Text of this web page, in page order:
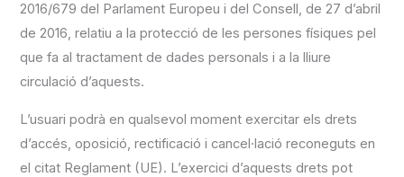
2016/679 del Parlament Europeu i del Consell, de 27 d’abril
de 2016, relatiu a la protecció de les persones físiques pel
que fa al tractament de dades personals i a la lliure
circulació d’aquests.
L’usuari podrà en qualsevol moment exercitar els drets
d’accés, oposició, rectificació i cancel·lació reconeguts en
el citat Reglament (UE). L’exercici d’aquests drets pot